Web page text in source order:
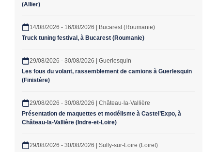
(Allier)
14/08/2026 - 16/08/2026 | Bucarest (Roumanie)
Truck tuning festival, à Bucarest (Roumanie)
29/08/2026 - 30/08/2026 | Guerlesquin
Les fous du volant, rassemblement de camions à Guerlesquin
(Finistère)
29/08/2026 - 30/08/2026 | Château-la-Vallière
Présentation de maquettes et modélisme à Castel’Expo, à
Château-la-Vallière (Indre-et-Loire)
29/08/2026 - 30/08/2026 | Sully-sur-Loire (Loiret)